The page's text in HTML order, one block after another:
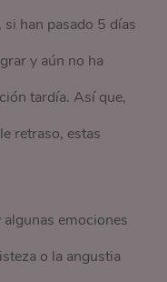
han pasado 5 días
y aún no ha
tardía. Así que,
retraso, estas
algunas emociones
o la angustia